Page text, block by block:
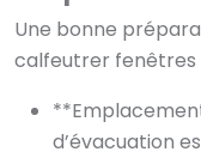
Une bonne
calfeutrer fenêtres
d’évacuation